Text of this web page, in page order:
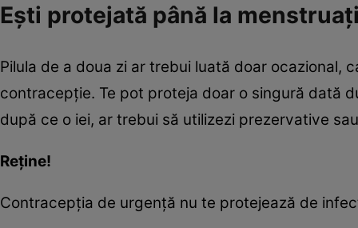
Eşti protejată până la
Pilula de a doua zi ar trebui luată doar ocazional,
contracepție. Te pot proteja doar o singură dată
după ce o iei, ar trebui să utilizezi prezervative
Reţine!
Contracepția de urgență nu te protejează de